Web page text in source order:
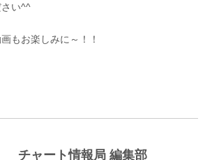
い^^
もお楽しみに～！！
チャート情報局 編集部